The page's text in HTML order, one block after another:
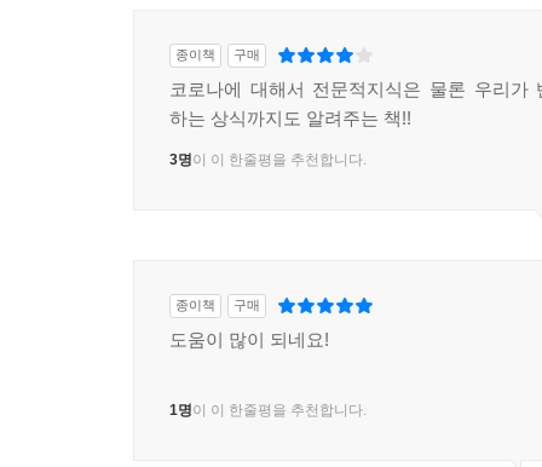
종이책 구매
코로나에 대해서 전문적지식은 물론 우리가
하는 상식까지도 알려주는 책!!
3명이 이 한줄평을 추천합니다.
종이책 구매
도움이 많이 되네요!
1명이 이 한줄평을 추천합니다.